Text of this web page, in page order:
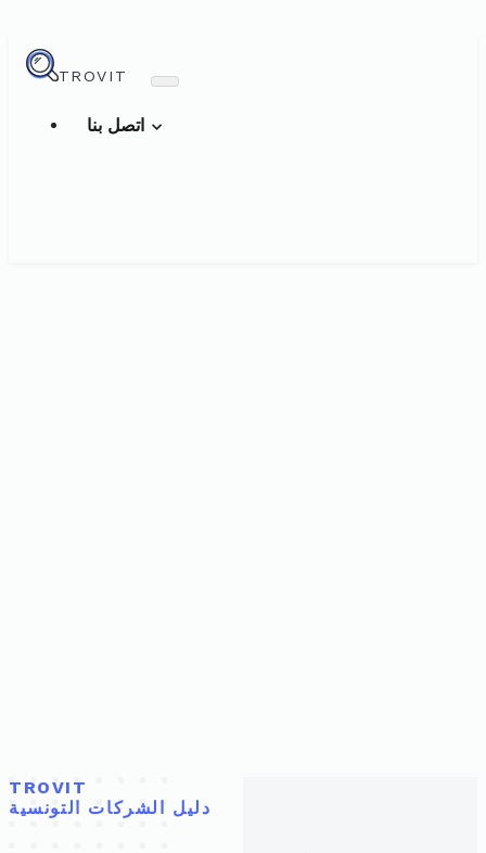
TROVIT
TROVIT
دليل الشركات التونسية